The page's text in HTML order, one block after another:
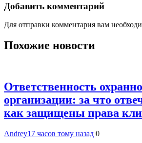
Добавить комментарий
Для отправки комментария вам
Похожие новости
Ответственность
организации: за что
как защищены права
Andrey17 часов тому назад 0